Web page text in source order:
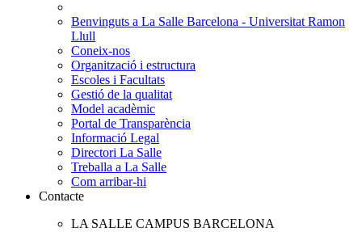
Benvinguts a La Salle Barcelona - Universitat Ramon
Llull
Coneix-nos
Organització i estructura
Escoles i Facultats
Gestió de la qualitat
Model acadèmic
Portal de Transparència
Informació Legal
Directori La Salle
Treballa a La Salle
Com arribar-hi
Contacte
LA SALLE CAMPUS BARCELONA